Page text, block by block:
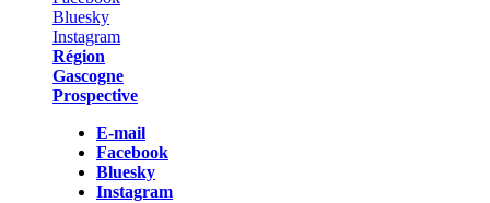
Région
Gascogne
Prospective
E-mail
Facebook
Bluesky
Instagram